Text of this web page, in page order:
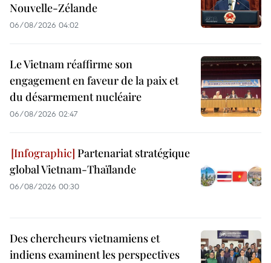
Nouvelle-Zélande
06/08/2026 04:02
Le Vietnam réaffirme son
engagement en faveur de la paix et
du désarmement nucléaire
06/08/2026 02:47
Partenariat stratégique
global Vietnam-Thaïlande
06/08/2026 00:30
Des chercheurs vietnamiens et
indiens examinent les perspectives